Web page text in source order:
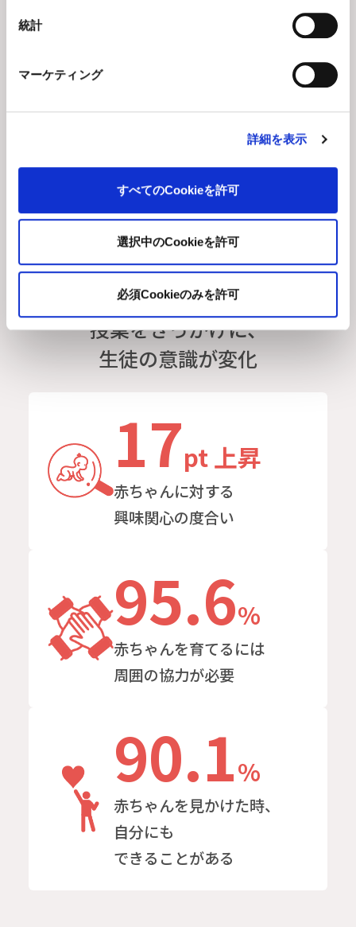
統計
マーケティング
詳細を表示
すべてのCookieを許可
選択中のCookieを許可
必須Cookieのみを許可
授業をきっかけに、
生徒の意識が変化
17pt 上昇
赤ちゃんに対する
興味関心の度合い
95.6%
赤ちゃんを育てるには
周囲の協力が必要
90.1%
赤ちゃんを見かけた時、
自分にも
できることがある